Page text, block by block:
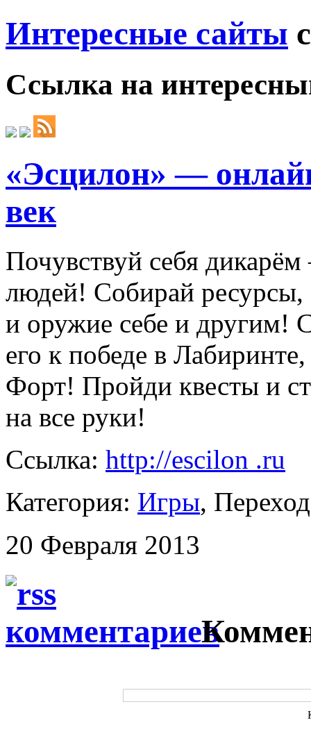
Интересные сайты
Ссылка на
«Эсцилон» —
век
Почувствуй себя
людей! Собирай
и оружие себе и другим!
его к победе в
Форт! Пройди квесты и
на все руки!
Ссылка: http://escilon .ru
Категория: Игры ,
20 Февраля 2013